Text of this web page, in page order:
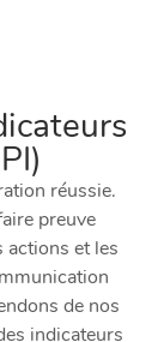
réussie.
preuve
actions et les
de nos
indicateurs